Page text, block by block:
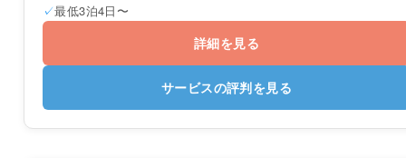
最低3泊4日〜
詳細を見る
サービスの評判を見る